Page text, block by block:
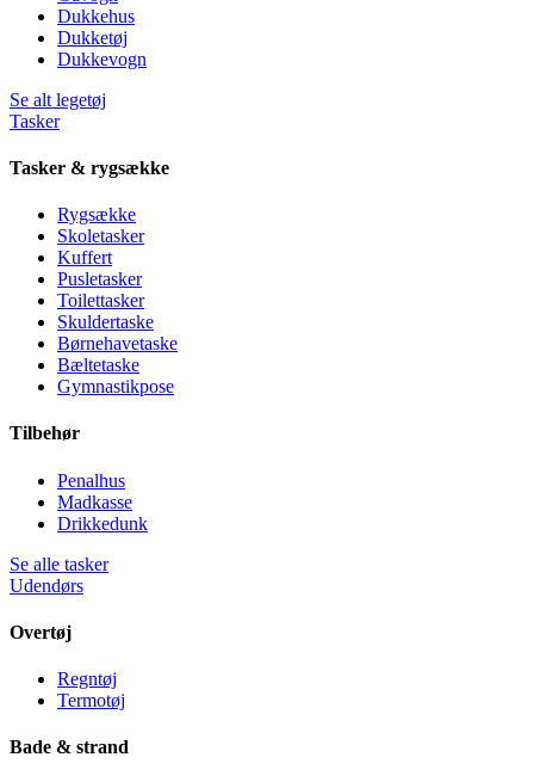
Dukkehus
Dukketøj
Dukkevogn
Se alt legetøj
Tasker
Tasker & rygsække
Rygsække
Skoletasker
Kuffert
Pusletasker
Toilettasker
Skuldertaske
Børnehavetaske
Bæltetaske
Gymnastikpose
Tilbehør
Penalhus
Madkasse
Drikkedunk
Se alle tasker
Udendørs
Overtøj
Regntøj
Termotøj
Bade & strand